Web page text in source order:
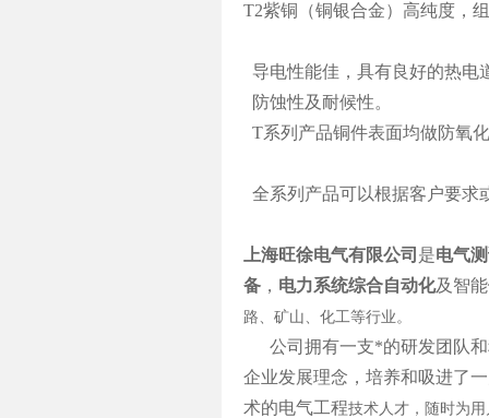
T2紫铜（铜银合金）高纯度，
导电性能佳，具有良好的热电
防蚀性及耐候性。
T系列产品铜件表面均做防氧
全系列产品可以根据客户要求
上海旺徐电气有限公司 是电气
备 ， 电力系统综合自动化及智能
路、矿山、化工等行业。
公司拥有一支*的研发团队和
企业发展理念，培养和吸进了
术的电气工程技术人才，随时为